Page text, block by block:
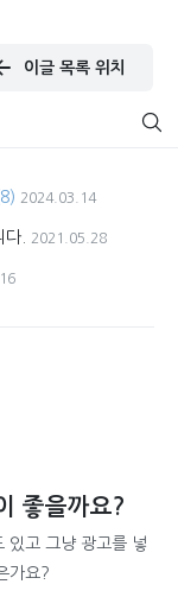
이글 목록 위치
2024.03.14
. 2021.05.28
좋을까요?
있고 그냥 광고를 넣
가요?